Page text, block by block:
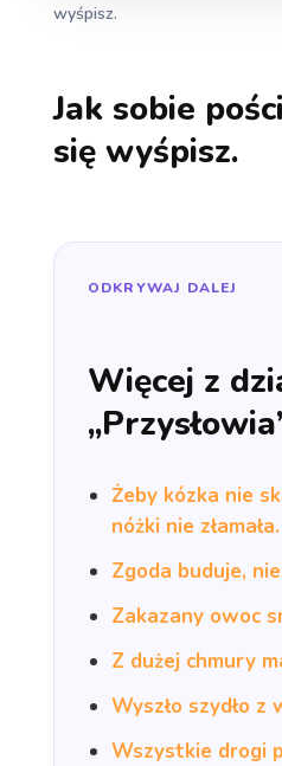
wyśpisz.
Jak sobie
się wyśpisz.
ODKRYWAJ DALEJ
Więcej z
Żeby kózka nie
nóżki nie złamała.
Zgoda buduje,
Zakazany owoc
Z dużej chmury
Wyszło szydło z
Wszystkie drogi